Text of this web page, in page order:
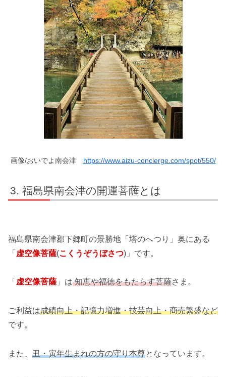
画像/おいでよ南会津 https://www.aizu-concierge.com/spot/550/
福島県南会津の開運菩薩とは
福島県南会津郡下郷町の景勝地「塔のへつり」奥にある
「 虚空像菩薩(こくうぞうぼさつ)」です。
「 虚空像菩薩 」は知恵や福徳をもたらす菩薩さま。
ご利益は成績向上・記憶力増進・技芸向上・商売繁盛など
です。
また、 丑・寅年生まれの方の守り本尊となっています。